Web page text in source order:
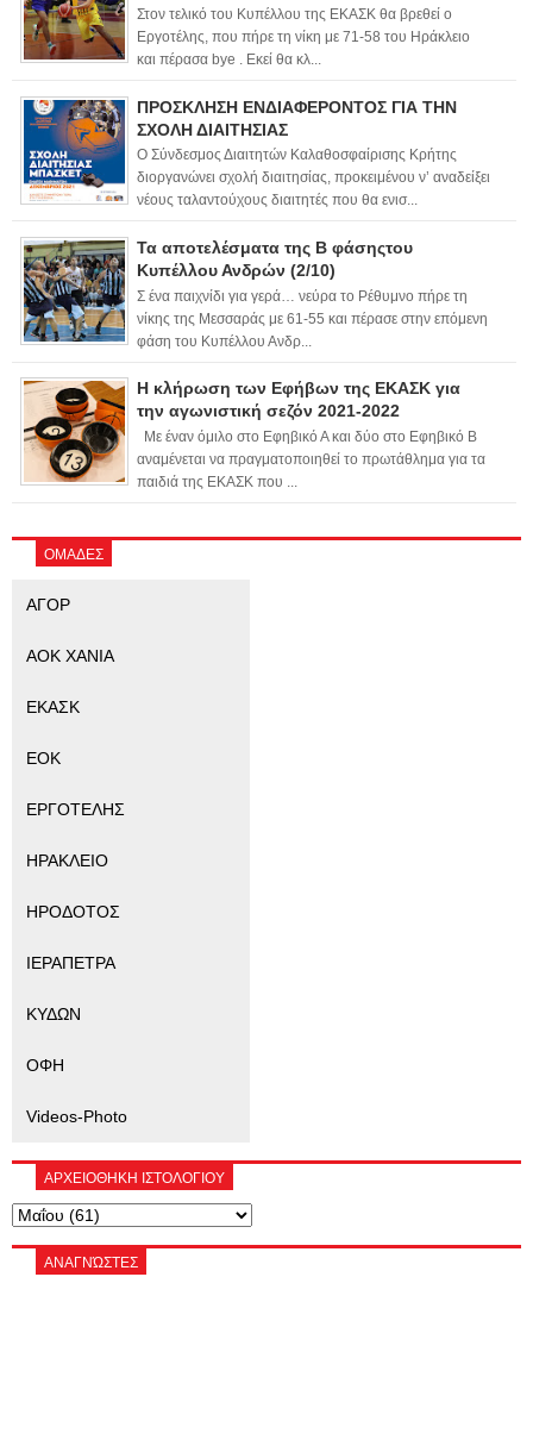
Στον τελικό του Κυπέλλου της ΕΚΑΣΚ θα βρεθεί ο
Εργοτέλης, που πήρε τη νίκη με 71-58 του Ηράκλειο
και πέρασα bye . Εκεί θα κλ...
ΠΡΟΣΚΛΗΣΗ ΕΝΔΙΑΦΕΡΟΝΤΟΣ ΓΙΑ ΤΗΝ
ΣΧΟΛΗ ΔΙΑΙΤΗΣΙΑΣ
Ο Σύνδεσμος Διαιτητών Καλαθοσφαίρισης Κρήτης
διοργανώνει σχολή διαιτησίας, προκειμένου ν’ αναδείξει
νέους ταλαντούχους διαιτητές που θα ενισ...
Τα αποτελέσματα της Β φάσηςτου
Κυπέλλου Ανδρών (2/10)
Σ ένα παιχνίδι για γερά… νεύρα το Ρέθυμνο πήρε τη
νίκης της Μεσσαράς με 61-55 και πέρασε στην επόμενη
φάση του Κυπέλλου Ανδρ...
Η κλήρωση των Εφήβων της ΕΚΑΣΚ για
την αγωνιστική σεζόν 2021-2022
Με έναν όμιλο στο Εφηβικό Α και δύο στο Εφηβικό Β
αναμένεται να πραγματοποιηθεί το πρωτάθλημα για τα
παιδιά της ΕΚΑΣΚ που ...
ΟΜΑΔΕΣ
ΑΓΟΡ
ΑΟΚ ΧΑΝΙΑ
ΕΚΑΣΚ
ΕΟΚ
ΕΡΓΟΤΕΛΗΣ
ΗΡΑΚΛΕΙΟ
ΗΡΟΔΟΤΟΣ
ΙΕΡΑΠΕΤΡΑ
ΚΥΔΩΝ
ΟΦΗ
Videos-Photo
ΑΡΧΕΙΟΘΗΚΗ ΙΣΤΟΛΟΓΙΟΥ
ΑΝΑΓΝΏΣΤΕΣ